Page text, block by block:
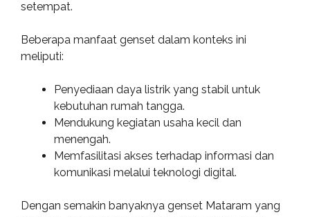
setempat.
Beberapa manfaat genset dalam konteks ini
meliputi:
Penyediaan daya listrik yang stabil untuk
kebutuhan rumah tangga.
Mendukung kegiatan usaha kecil dan
menengah.
Memfasilitasi akses terhadap informasi dan
komunikasi melalui teknologi digital.
Dengan semakin banyaknya genset Mataram yang